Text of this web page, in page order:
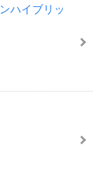
ハイブリッ